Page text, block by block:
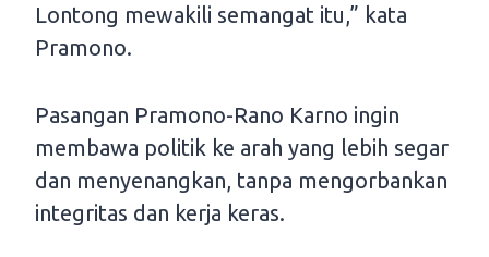
Lontong mewakili semangat itu,” kata
Pramono.
Pasangan Pramono-Rano Karno ingin
membawa politik ke arah yang lebih segar
dan menyenangkan, tanpa mengorbankan
integritas dan kerja keras.